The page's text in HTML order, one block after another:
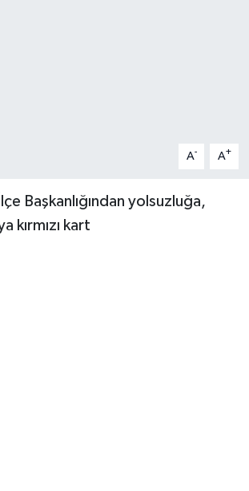
A- A+
Başkanlığından yolsuzluğa,
kırmızı kart